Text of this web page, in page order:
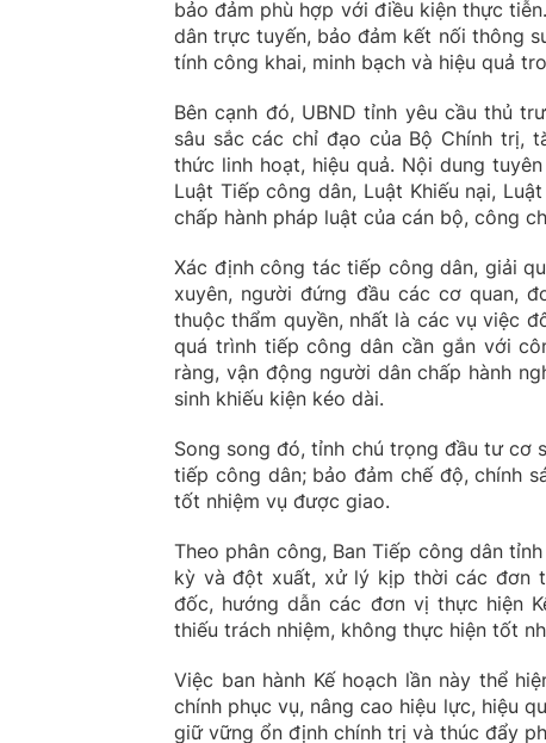
bảo đảm phù hợp với điều kiện thực
dân trực tuyến, bảo đảm kết nối thông
tính công khai, minh bạch và hiệu quả
Bên cạnh đó, UBND tỉnh yêu cầu thủ
sâu sắc các chỉ đạo của Bộ Chính trị,
thức linh hoạt, hiệu quả. Nội dung
Luật Tiếp công dân, Luật Khiếu nại,
chấp hành pháp luật của cán bộ, công
Xác định công tác tiếp công dân, giải
xuyên, người đứng đầu các cơ quan,
thuộc thẩm quyền, nhất là các vụ việc
quá trình tiếp công dân cần gắn với
ràng, vận động người dân chấp hành
sinh khiếu kiện kéo dài.
Song song đó, tỉnh chú trọng đầu tư cơ
tiếp công dân; bảo đảm chế độ, chính
tốt nhiệm vụ được giao.
Theo phân công, Ban Tiếp công dân
kỳ và đột xuất, xử lý kịp thời các đơn
đốc, hướng dẫn các đơn vị thực hiện
thiếu trách nhiệm, không thực hiện tốt
Việc ban hành Kế hoạch lần này thể
chính phục vụ, nâng cao hiệu lực, hiệu
giữ vững ổn định chính trị và thúc đẩy